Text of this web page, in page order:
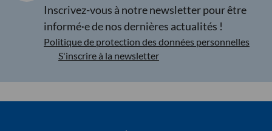
Inscrivez-vous à notre newsletter pour être
informé·e de nos dernières actualités !
Politique de protection des données personnelles
S'inscrire à la newsletter